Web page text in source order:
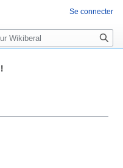
Se connecter